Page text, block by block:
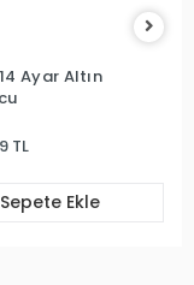
Ayar Altın
TL
Sepete Ekle